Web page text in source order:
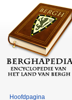
Hoofdpagina